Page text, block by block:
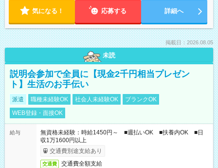
気になる！ 応募する 詳細へ
掲載日：2026.08.05
未読
説明会参加で全員に【現金2千円相当プレゼン
ト】生活のお手伝い
派遣 職種未経験OK 社会人未経験OK
ブランクOK
WEB登録・面接OK
給与
無資格未経験：時給1450円～ ■週払いOK ■扶養内OK ■日
収1万1600円以上
交通費別途支給あり
交通費 交通費全額支給